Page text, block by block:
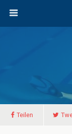
Teilen